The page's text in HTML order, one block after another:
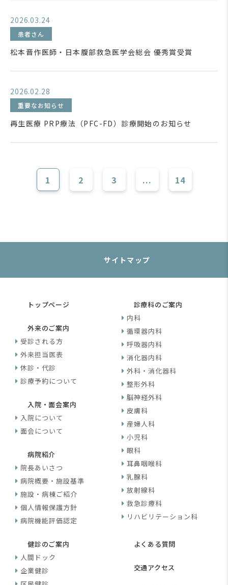
2026.03.24
患者さん
松本晋作医師・日本腹部救急医学会総会 優秀賞受賞
2026.02.28
重要なお知らせ
再生医療 PRP療法（PFC-FD）診療開始のお知らせ
1 2 3 ... 14
サイトマップ
トップページ
外来のご案内
受診される方
外来担当医表
休診・代診
診療予約について
入院・面会案内
入院について
面会について
病院紹介
院長あいさつ
病院概要・施設基準
施設・病棟ご紹介
個人情報保護方針
病院機能評価認定
診療科のご案内
内科
循環器内科
呼吸器内科
消化器内科
外科・消化器科
整形外科
脳神経外科
皮膚科
産婦人科
小児科
眼科
耳鼻咽喉科
乳腺科
放射線科
救急診療科
リハビリテーション科
健診のご案内
人間ドック
企業健診
よくある質問
交通アクセス